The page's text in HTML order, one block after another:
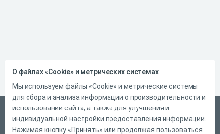
Русский
Справка
О файлах «Cookie» и метрических системах
Мы используем файлы «Cookie» и метрические системы
для сбора и анализа информации о производительности и
использовании сайта, а также для улучшения и
индивидуальной настройки предоставления информации.
Нажимая кнопку «Принять» или продолжая пользоваться